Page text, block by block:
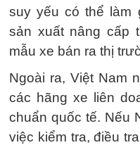
suy yếu có thể làm
sản xuất nâng cấp
mẫu xe bán ra thị
Ngoài ra, Việt Nam
các hãng xe liên
chuẩn quốc tế. Nếu
việc kiểm tra, điều